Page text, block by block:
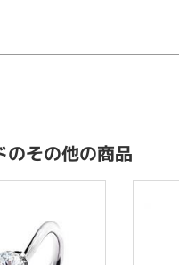
のその他の商品